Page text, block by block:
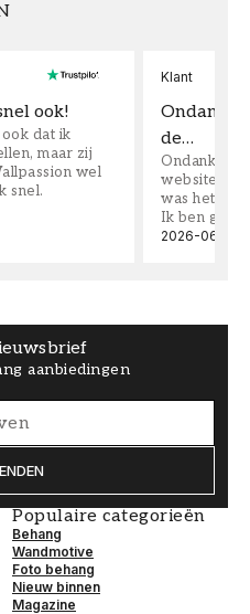
ook!
dat ik
maar zij
wel
snel.
Klant
Ondanks
de…
Ondanks
website
was het
Ik ben
2026-06-08
aanbiedingen
Populaire categorieën
Behang
Wandmotive
Foto behang
Nieuw binnen
Magazine